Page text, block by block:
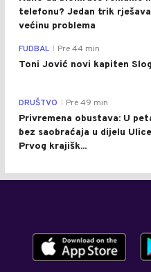
telefonu​? Jedan trik rješava
većinu problema
FUDBAL Pre 44 min
Toni Jović novi kapiten
DRUŠTVO Pre 49 min
Privremena obustava: U
bez saobraćaja u dijelu Ulice
Prvog krajišk...